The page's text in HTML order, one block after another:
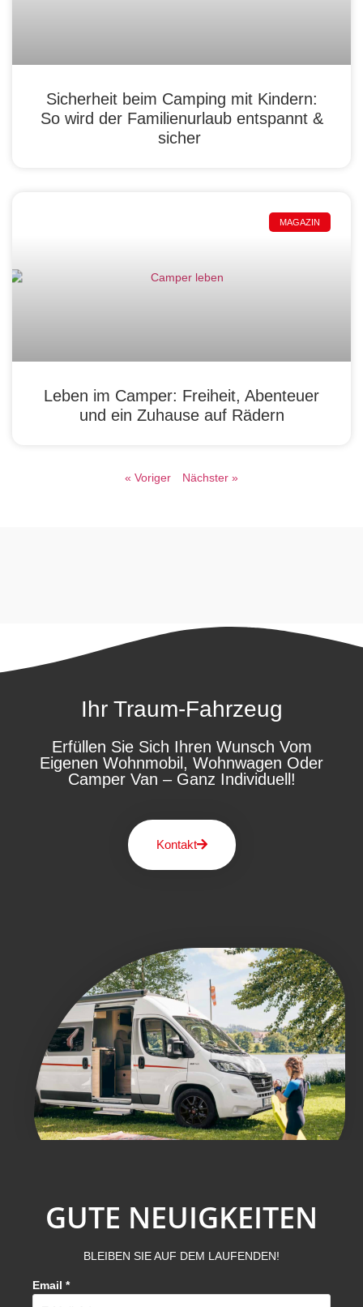
Sicherheit beim Camping mit Kindern:
So wird der Familienurlaub entspannt &
sicher
MAGAZIN
Leben im Camper: Freiheit, Abenteuer
und ein Zuhause auf Rädern
« Voriger Nächster »
Ihr Traum-Fahrzeug
Erfüllen Sie Sich Ihren Wunsch Vom
Eigenen Wohnmobil, Wohnwagen Oder
Camper Van – Ganz Individuell!
Kontakt
GUTE NEUIGKEITEN
BLEIBEN SIE AUF DEM LAUFENDEN!
Email *